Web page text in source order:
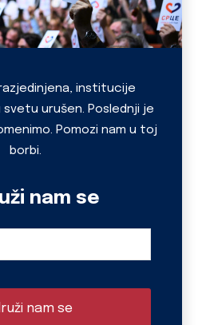
institucije
urušen. Poslednji je
Pomozi nam u toj
borbi.
nam se
nam se